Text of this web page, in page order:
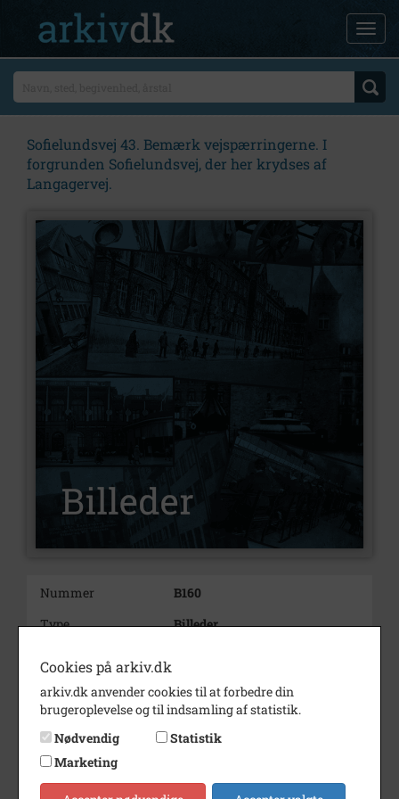
Sofielundsvej 43. Bemærk vejspærringerne. I
forgrunden Sofielundsvej, der her krydses af
Langagervej.
Nummer
B160
Type
Billeder
I forgrunden Sofielundsvej, der
her
Set mod sydvest.
Bemærkning
Cookies på arkiv.dk
arkiv.dk anvender cookies til at forbedre din
brugeroplevelse og til indsamling af statistik.
Nødvendig
Statistik
Marketing